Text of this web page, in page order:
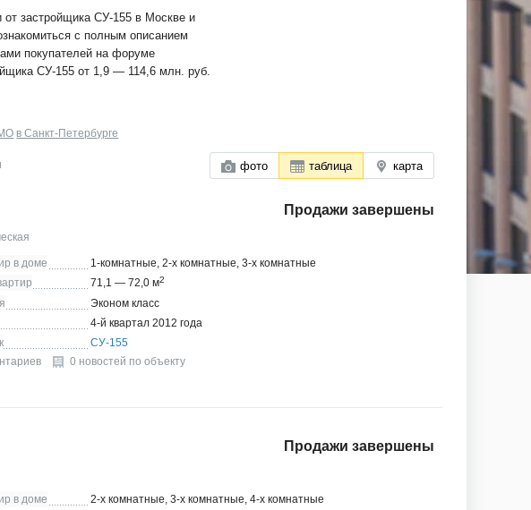
от застройщика СУ-155 в Москве и
с полным описанием
покупателей на форуме
СУ-155 от 1,9 — 114,6 млн. руб.
в Санкт-Петербурге
фото таблица карта
Продажи завершены
в доме
1-комнатные, 2-х комнатные, 3-х комнатные
71,1 — 72,0 м2
Эконом класс
4-й квартал 2012 года
СУ-155
0 новостей по объекту
Продажи завершены
в доме
2-х комнатные, 3-х комнатные, 4-х комнатные